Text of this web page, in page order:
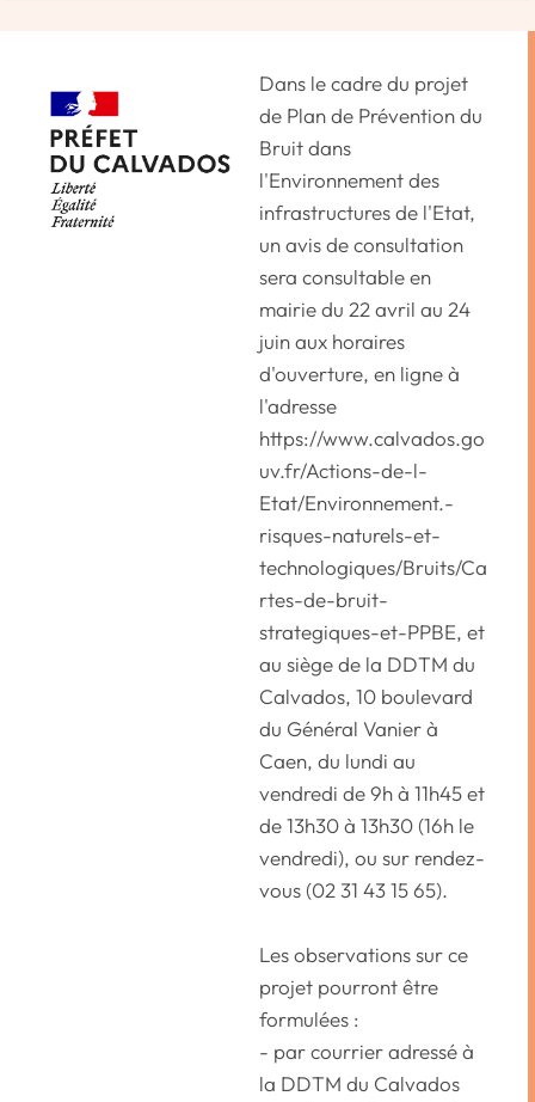
Dans le cadre du projet
de Plan de Prévention du
Bruit dans
l'Environnement des
infrastructures de l'Etat,
un avis de consultation
sera consultable en
mairie du 22 avril au 24
juin aux horaires
d'ouverture, en ligne à
l'adresse
https://www.calvados.go
uv.fr/Actions-de-l-
Etat/Environnement.-
risques-naturels-et-
technologiques/Bruits/Ca
rtes-de-bruit-
strategiques-et-PPBE, et
au siège de la DDTM du
Calvados, 10 boulevard
du Général Vanier à
Caen, du lundi au
vendredi de 9h à 11h45 et
de 13h30 à 13h30 (16h le
vendredi), ou sur rendez-
vous (02 31 43 15 65).
Les observations sur ce
projet pourront être
formulées :
- par courrier adressé à
la DDTM du Calvados